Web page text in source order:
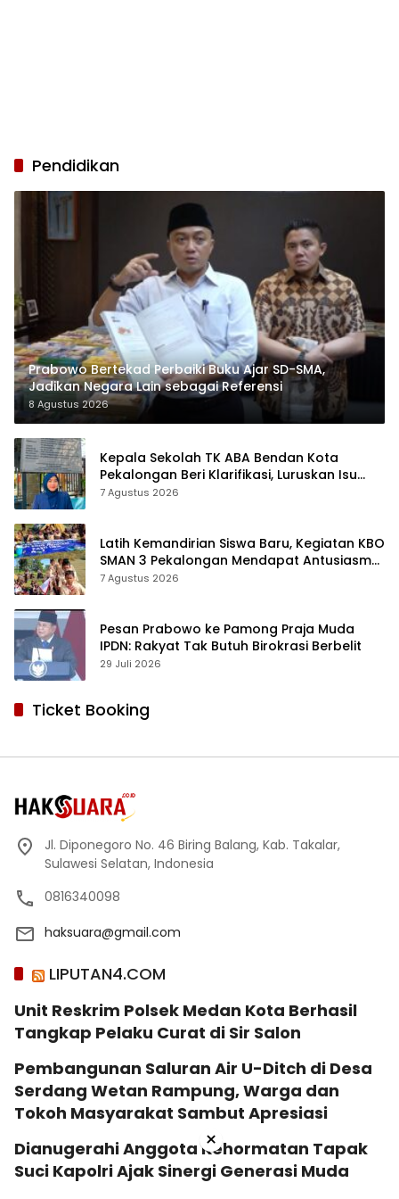
Pendidikan
Prabowo Bertekad Perbaiki Buku Ajar SD-SMA,
Jadikan Negara Lain sebagai Referensi
8 Agustus 2026
Kepala Sekolah TK ABA Bendan Kota
Pekalongan Beri Klarifikasi, Luruskan Isu
Proyek Revitalisasi
7 Agustus 2026
Latih Kemandirian Siswa Baru, Kegiatan KBO
SMAN 3 Pekalongan Mendapat Antusiasme
dan Respon Positif Orang Tua Murid
7 Agustus 2026
Pesan Prabowo ke Pamong Praja Muda
IPDN: Rakyat Tak Butuh Birokrasi Berbelit
29 Juli 2026
Ticket Booking
Jl. Diponegoro No. 46 Biring Balang, Kab. Takalar,
Sulawesi Selatan, Indonesia
0816340098
haksuara@gmail.com
LIPUTAN4.COM
Unit Reskrim Polsek Medan Kota Berhasil
Tangkap Pelaku Curat di Sir Salon
Pembangunan Saluran Air U-Ditch di Desa
Serdang Wetan Rampung, Warga dan
Tokoh Masyarakat Sambut Apresiasi
Dianugerahi Anggota Kehormatan Tapak
Suci Kapolri Ajak Sinergi Generasi Muda
×